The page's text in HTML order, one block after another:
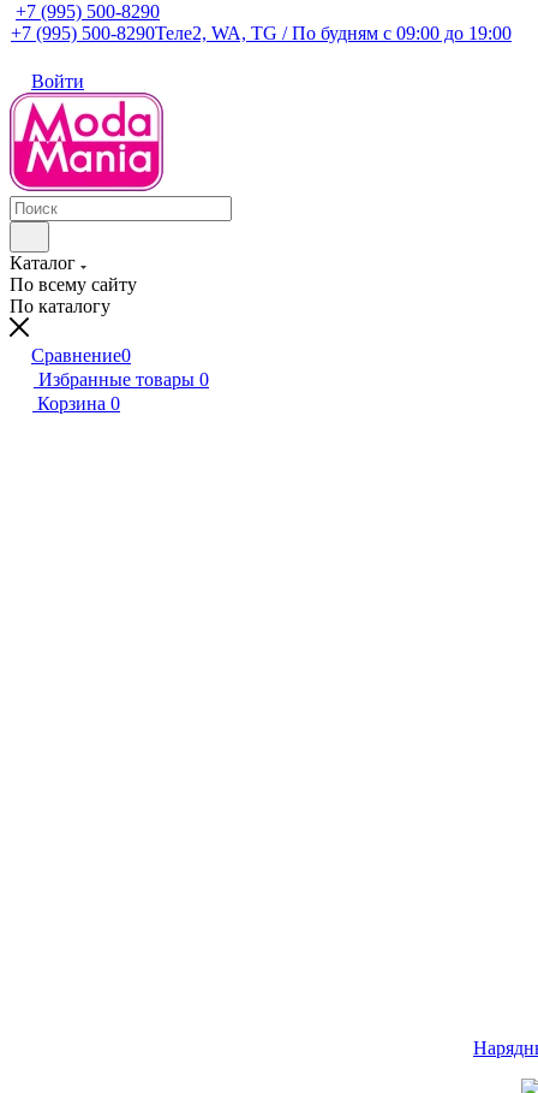
+7 (995) 500-8290
+7 (995) 500-8290Теле2, WA, TG / По будням c 09:00 до 19:00
Войти
Каталог
По всему сайту
По каталогу
Сравнение0
Избранные товары 0
Корзина 0